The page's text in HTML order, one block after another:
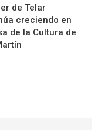
de Telar
creciendo en
de la Cultura de